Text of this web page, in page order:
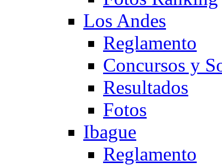
Los Andes
Reglamento
Concursos y
Resultados
Fotos
Ibague
Reglamento